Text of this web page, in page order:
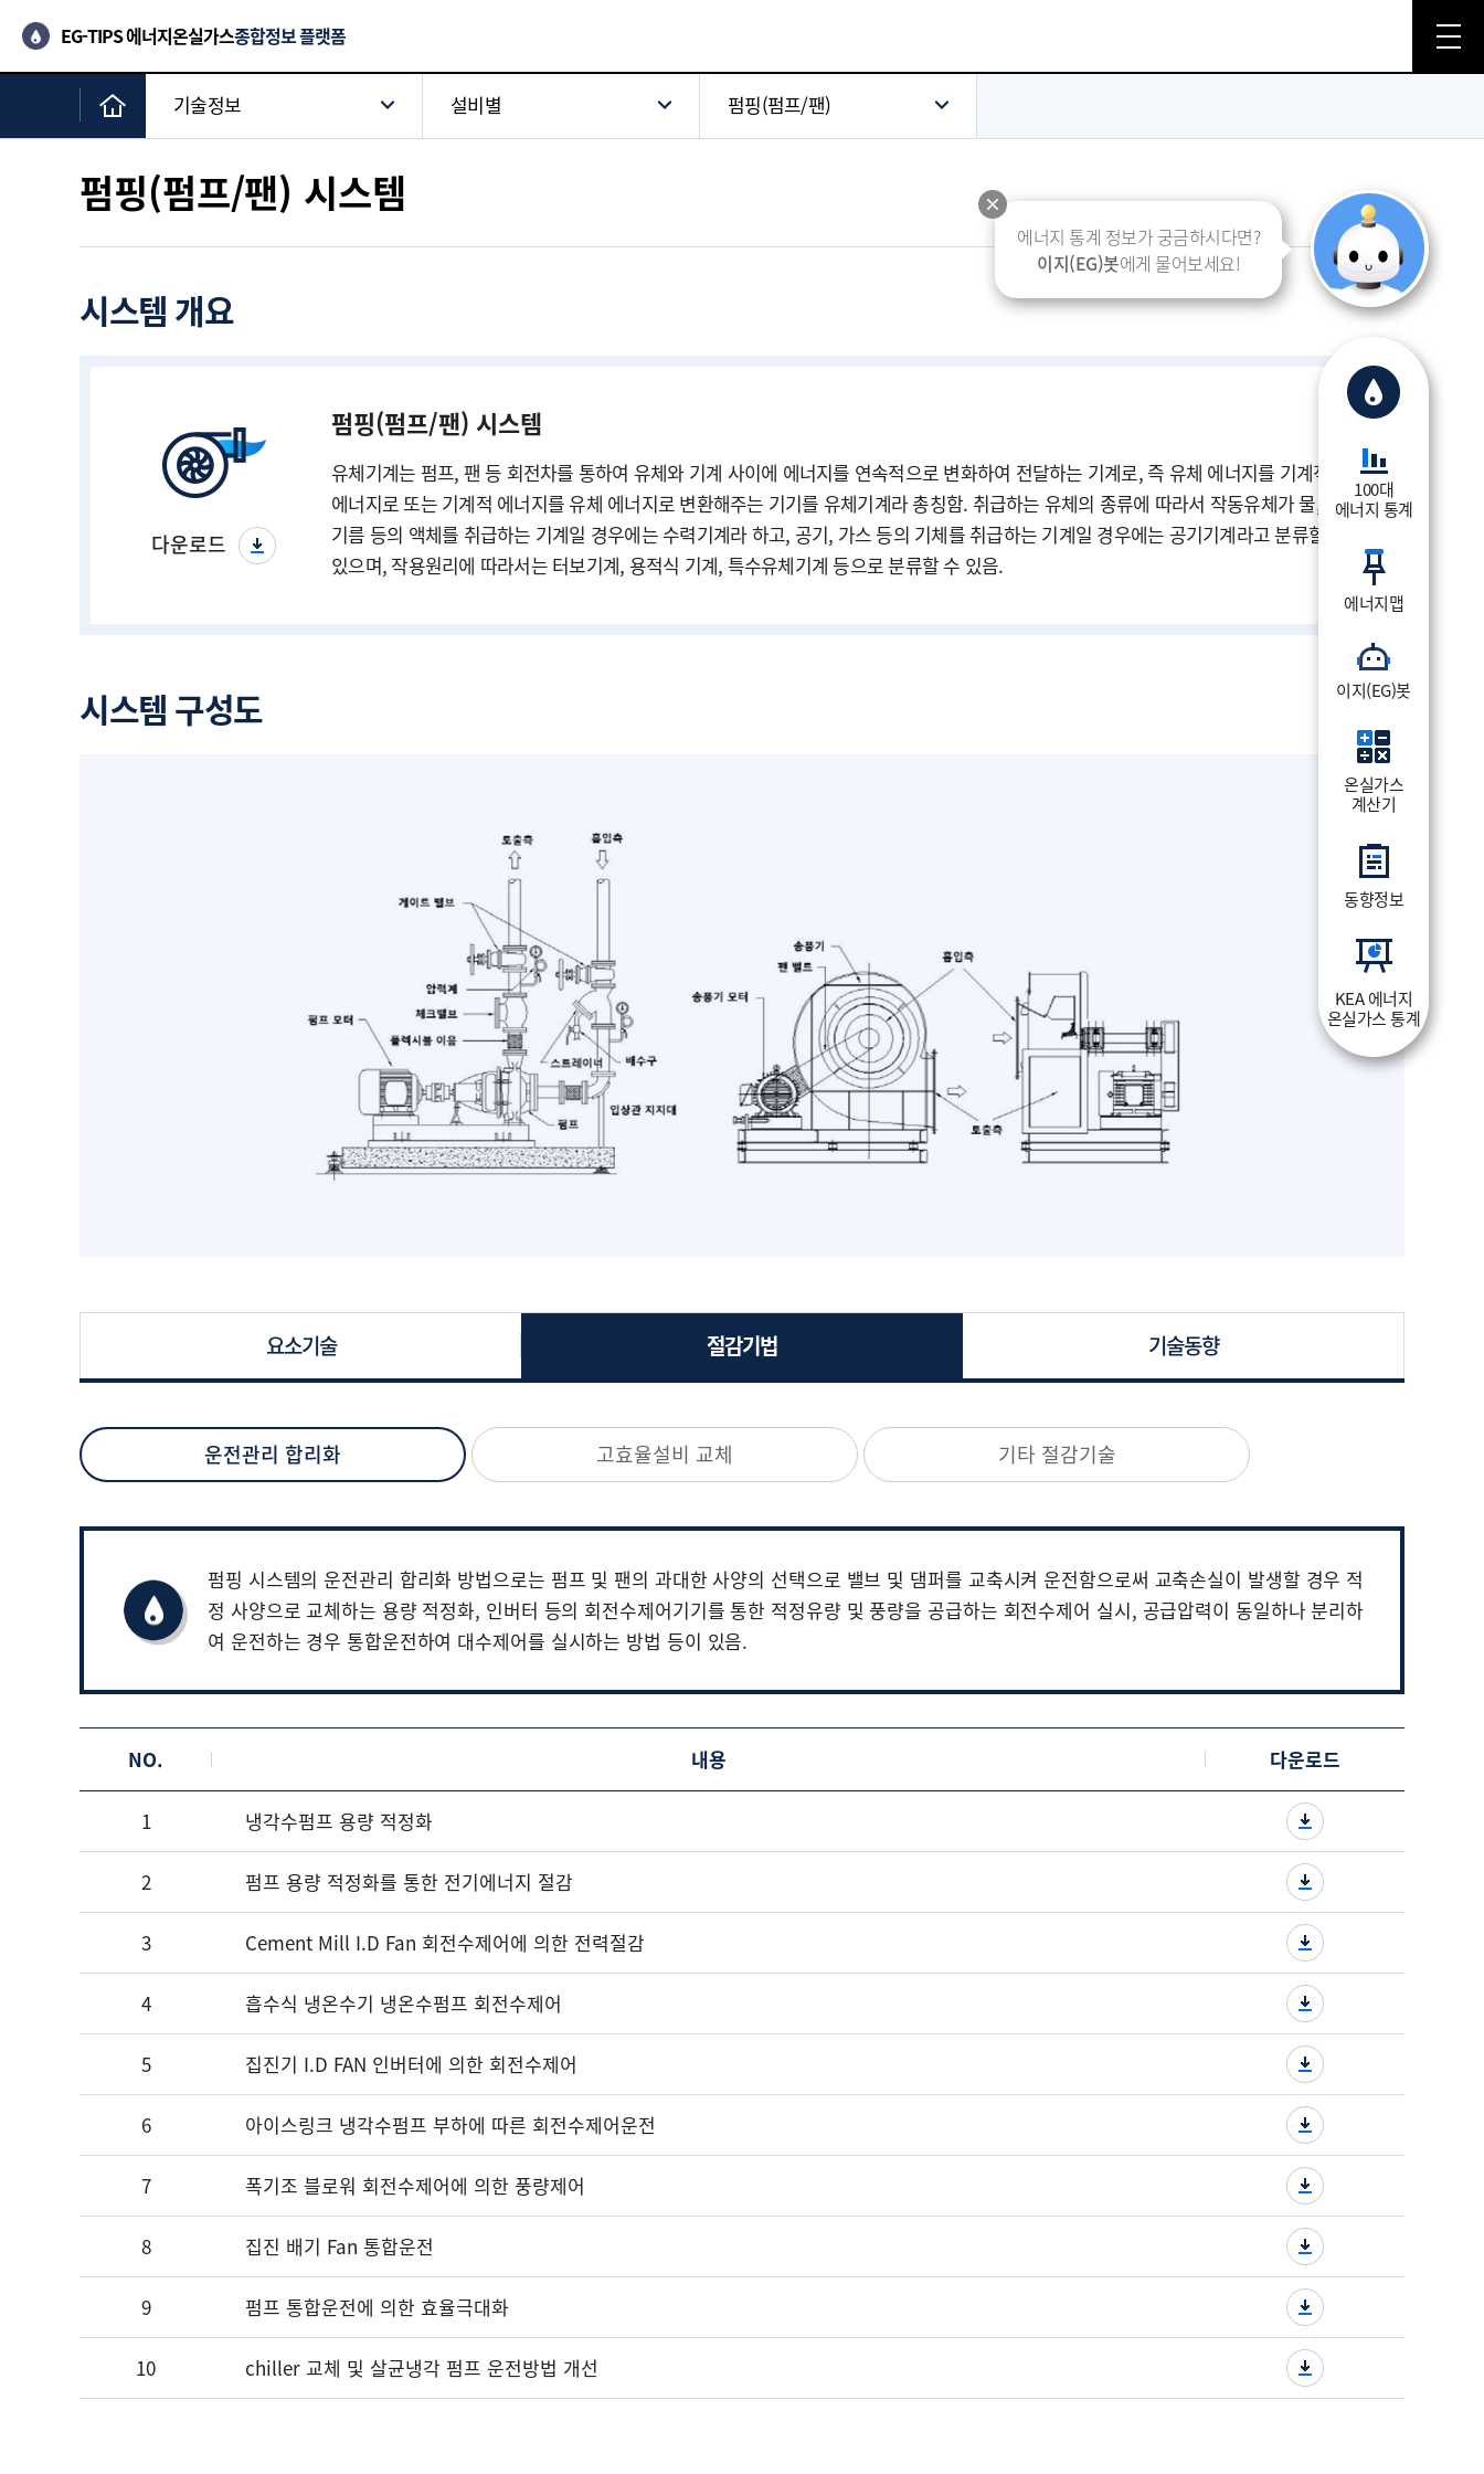
에너지 통계 정보가 궁금하시다면?
이지(EG)봇에게 물어보세요!
100대
에너지 통계
에너지맵
이지(EG)봇
온실가스
계산기
동향정보
KEA 에너지
온실가스 통계
EG-TIPS 에너지온실가스종합정보 플랫폼
기술정보 설비별 펌핑(펌프/팬)
펌핑(펌프/팬) 시스템
시스템 개요
다운로드
펌핑(펌프/팬) 시스템
유체기계는 펌프, 팬 등 회전차를 통하여 유체와 기계 사이에 에너지를 연속적으로 변화하여 전달하는 기계로, 즉 유체 에너지를 기계적
에너지로 또는 기계적 에너지를 유체 에너지로 변환해주는 기기를 유체기계라 총칭함. 취급하는 유체의 종류에 따라서 작동유체가 물,
기름 등의 액체를 취급하는 기계일 경우에는 수력기계라 하고, 공기, 가스 등의 기체를 취급하는 기계일 경우에는 공기기계라고 분류할 수
있으며, 작용원리에 따라서는 터보기계, 용적식 기계, 특수유체기계 등으로 분류할 수 있음.
시스템 구성도
요소기술 절감기법 기술동향
운전관리 합리화 고효율설비 교체 기타 절감기술
펌핑 시스템의 운전관리 합리화 방법으로는 펌프 및 팬의 과대한 사양의 선택으로 밸브 및 댐퍼를 교축시켜 운전함으로써 교축손실이 발생할 경우 적
정 사양으로 교체하는 용량 적정화, 인버터 등의 회전수제어기기를 통한 적정유량 및 풍량을 공급하는 회전수제어 실시, 공급압력이 동일하나 분리하
여 운전하는 경우 통합운전하여 대수제어를 실시하는 방법 등이 있음.
NO. 내용 다운로드
1 냉각수펌프 용량 적정화
2 펌프 용량 적정화를 통한 전기에너지 절감
3 Cement Mill I.D Fan 회전수제어에 의한 전력절감
4 흡수식 냉온수기 냉온수펌프 회전수제어
5 집진기 I.D FAN 인버터에 의한 회전수제어
6 아이스링크 냉각수펌프 부하에 따른 회전수제어운전
7 폭기조 블로워 회전수제어에 의한 풍량제어
8 집진 배기 Fan 통합운전
9 펌프 통합운전에 의한 효율극대화
10 chiller 교체 및 살균냉각 펌프 운전방법 개선